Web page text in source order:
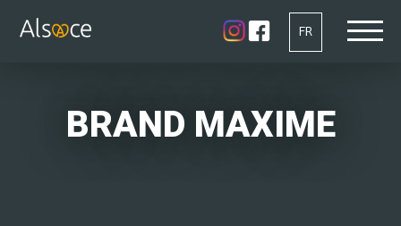
FR
BRAND MAXIME